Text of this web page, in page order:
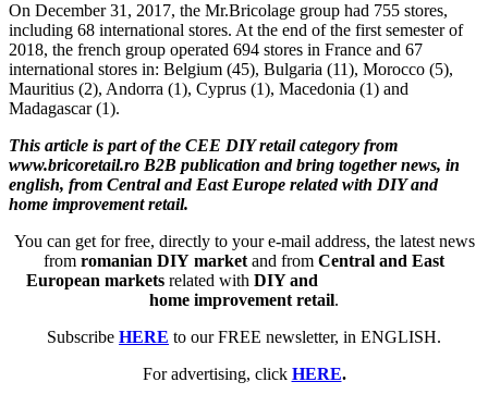
On December 31, 2017, the Mr.Bricolage group had 755 stores,
including 68 international stores. At the end of the first semester of
2018, the french group operated 694 stores in France and 67
international stores in: Belgium (45), Bulgaria (11), Morocco (5),
Mauritius (2), Andorra (1), Cyprus (1), Macedonia (1) and
Madagascar (1).
This article is part of the CEE DIY retail category from
www.bricoretail.ro B2B publication and bring together news, in
english, from Central and East Europe related with DIY and
home improvement retail.
You can get for free, directly to your e-mail address, the latest news
from romanian DIY market and from Central and East
European markets related with DIY and
home improvement retail.
Subscribe HERE to our FREE newsletter, in ENGLISH.
For advertising, click HERE.